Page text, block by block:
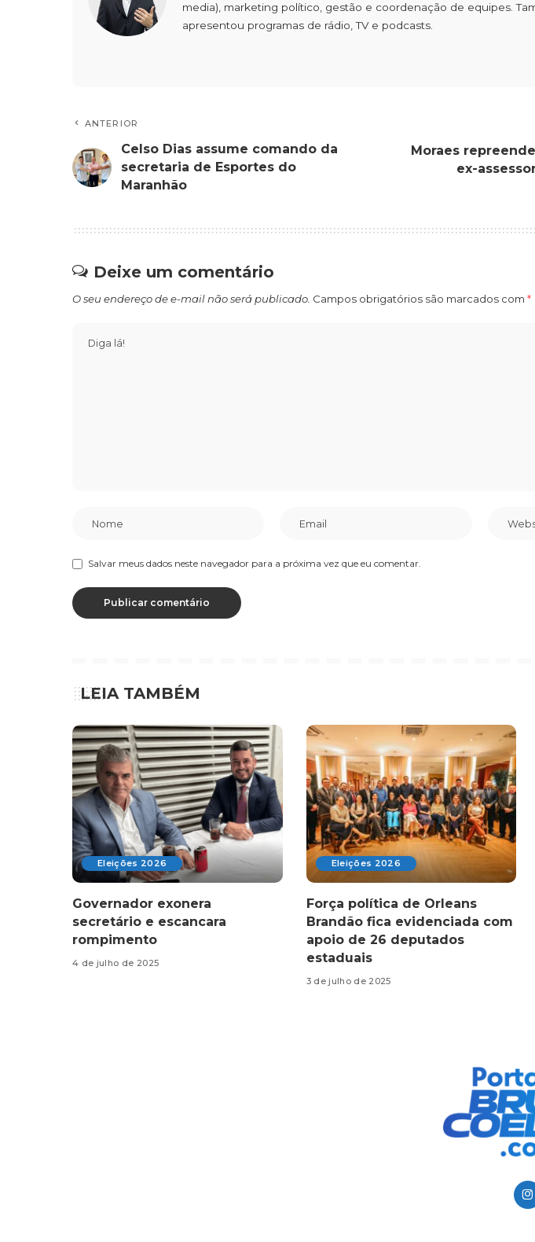
media), marketing político, gestão e coordenação de equipes.
apresentou programas de rádio, TV e podcasts.
ANTERIOR
Celso Dias assume comando da
secretaria de Esportes do
Maranhão
Moraes
ex-
Deixe um comentário
O seu endereço de e-mail não será publicado. Campos obrigatórios são marcados com *
Salvar meus dados neste navegador para a próxima vez que eu comentar.
LEIA TAMBÉM
Eleições 2026
Governador exonera
secretário e escancara
rompimento
4 de julho de 2025
Eleições 2026
Força política de Orleans
Brandão fica evidenciada com
apoio de 26 deputados
estaduais
3 de julho de 2025